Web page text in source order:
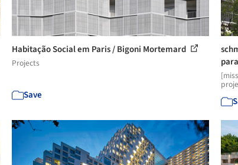
Habitação Social em Paris / Bigoni Mortemard
Projects
Save